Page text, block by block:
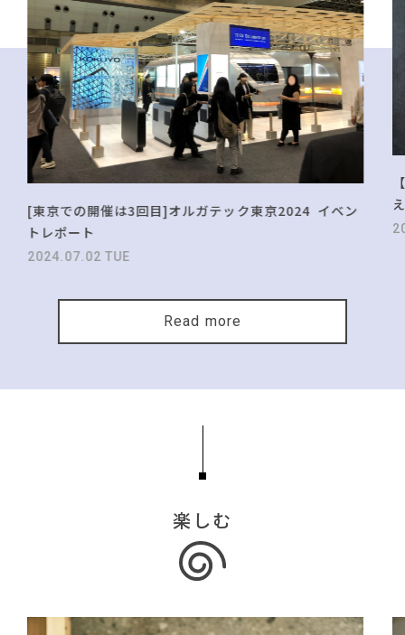
[東京での開催は3回目]オルガテック東京2024 イベン
トレポート
2024.07.02 TUE
Read more
楽しむ